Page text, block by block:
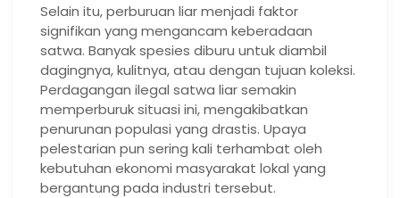
Selain itu, perburuan liar menjadi faktor
signifikan yang mengancam keberadaan
satwa. Banyak spesies diburu untuk diambil
dagingnya, kulitnya, atau dengan tujuan koleksi.
Perdagangan ilegal satwa liar semakin
memperburuk situasi ini, mengakibatkan
penurunan populasi yang drastis. Upaya
pelestarian pun sering kali terhambat oleh
kebutuhan ekonomi masyarakat lokal yang
bergantung pada industri tersebut.